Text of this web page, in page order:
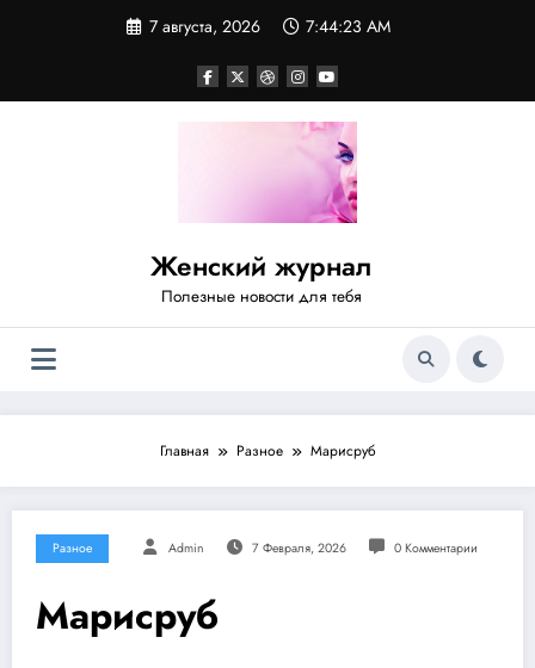
7 августа, 2026 7:44:23 AM
Женский журнал
Полезные новости для тебя
Главная Разное Марисруб
Разное Admin 7 Февраля, 2026 0 Комментарии
Марисруб